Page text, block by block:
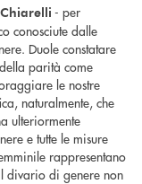
- per
conosciute dalle
Duole constatare
parità come
le nostre
naturalmente, che
ulteriormente
e tutte le misure
rappresentano
divario di genere non